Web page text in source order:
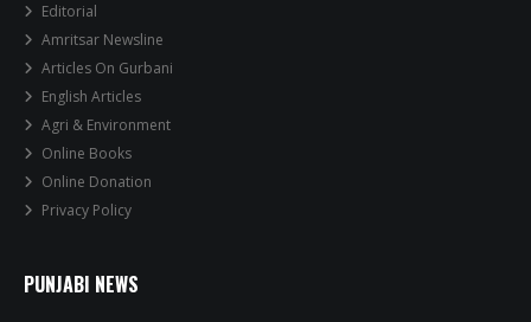
Editorial
Amritsar Newsline
Articles On Gurbani
English Articles
Agri & Environment
Online Books
Online Donation
Privacy Policy
PUNJABI NEWS